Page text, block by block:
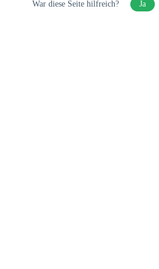
War diese Seite hilfreich? Ja